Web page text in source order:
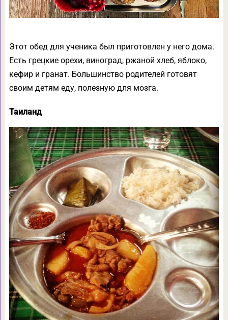
Этот обед для ученика был приготовлен у него дома.
Есть грецкие орехи, виноград, ржаной хлеб, яблоко,
кефир и гранат. Большинство родителей готовят
своим детям еду, полезную для мозга.
Таиланд